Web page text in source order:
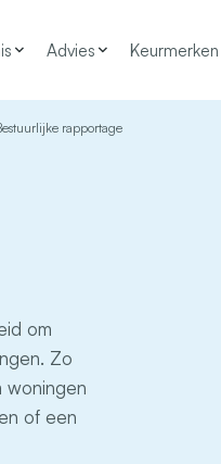
Advies Keurmerken
rapportage
om
Zo
woningen
of een